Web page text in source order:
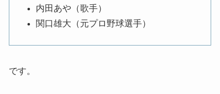
内田あや（歌手）
関口雄大（元プロ野球選手）
です。